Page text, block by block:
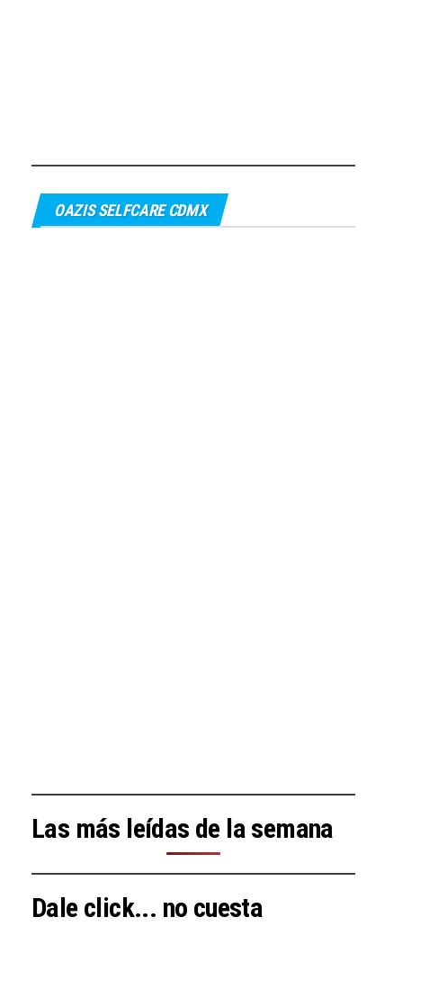
OAZIS SELFCARE CDMX
Las más leídas de la semana
Dale click... no cuesta